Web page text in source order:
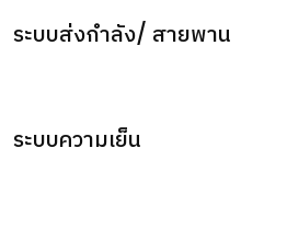
ระบบส่งกำลัง/ สายพาน
ระบบความเย็น